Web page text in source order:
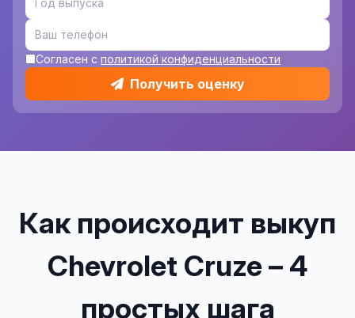
Согласен с политикой конфиденциальности
Получить оценку
Как происходит выкуп
Chevrolet Cruze – 4
простых шага